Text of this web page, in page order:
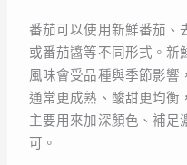
番茄可以使用新鮮番茄、
或番茄醬等不同形式。新
風味會受品種與季節影響
通常更成熟、酸甜更均衡
主要用來加深顏色、補足
可。